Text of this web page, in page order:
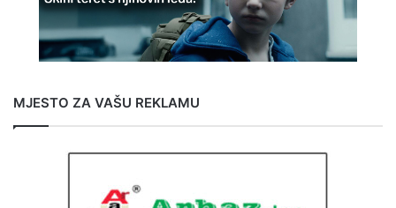
MJESTO ZA VAŠU REKLAMU